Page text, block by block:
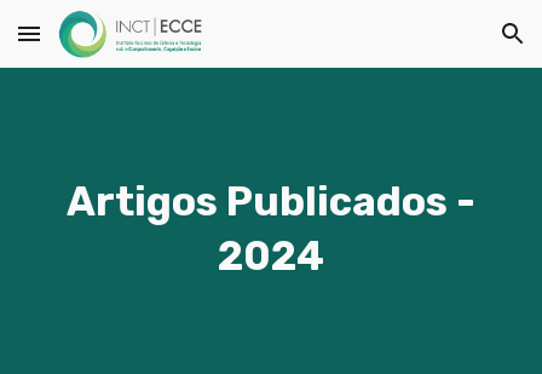
Skip to main content Skip to navigation
Artigos Publicados -
2024